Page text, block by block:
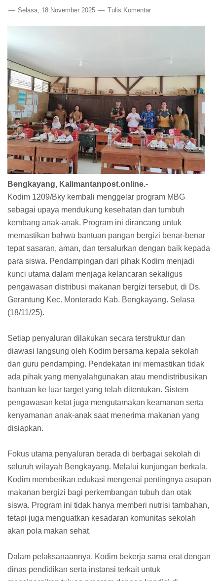
Selasa, 18 November 2025 Tulis Komentar
Bengkayang, Kalimantanpost.online.-
Kodim 1209/Bky kembali menggelar program MBG
sebagai upaya mendukung kesehatan dan tumbuh
kembang anak-anak. Program ini dirancang untuk
memastikan bahwa bantuan pangan bergizi benar-benar
tepat sasaran, aman, dan tersalurkan dengan baik kepada
para siswa. Pendampingan dari pihak Kodim menjadi
kunci utama dalam menjaga kelancaran sekaligus
pengawasan distribusi makanan bergizi tersebut, di Ds.
Gerantung Kec. Monterado Kab. Bengkayang. Selasa
(18/11/25).
Setiap penyaluran dilakukan secara terstruktur dan
diawasi langsung oleh Kodim bersama kepala sekolah
dan guru pendamping. Pendekatan ini memastikan tidak
ada pihak yang menyalahgunakan atau mendistribusikan
bantuan ke luar target yang telah ditentukan. Sistem
pengawasan ketat juga mengutamakan keamanan serta
kenyamanan anak-anak saat menerima makanan yang
disiapkan.
Fokus utama penyaluran berada di berbagai sekolah di
seluruh wilayah Bengkayang. Melalui kunjungan berkala,
Kodim memberikan edukasi mengenai pentingnya asupan
makanan bergizi bagi perkembangan tubuh dan otak
siswa. Program ini tidak hanya memberi nutrisi tambahan,
tetapi juga menguatkan kesadaran komunitas sekolah
akan pola makan sehat.
Dalam pelaksanaannya, Kodim bekerja sama erat dengan
dinas pendidikan serta instansi terkait untuk